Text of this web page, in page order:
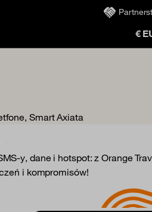
€
Smart Axiata
y, dane i hotspot: z Orange
i kompromisów!